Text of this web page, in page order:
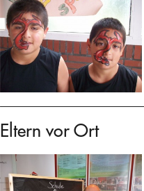
Eltern vor Ort